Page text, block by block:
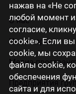
нажав на «Не
любой момент
согласие,
cookie». Если
cookie, мы
файлы cookie,
обеспечения
сайта и для
О нас
Инвесторам
Медиа-
Предприятия